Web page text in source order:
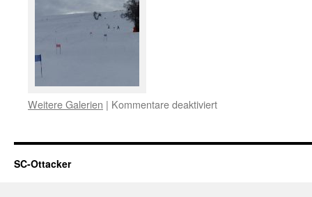
Weitere Galerien | Kommentare deaktiviertfür
SC-Ottacker